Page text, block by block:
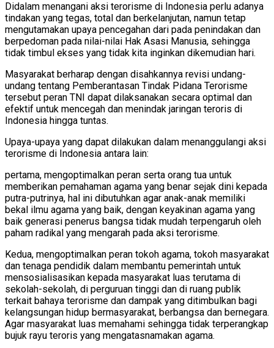
Didalam menangani aksi terorisme di Indonesia perlu adanya
tindakan yang tegas, total dan berkelanjutan, namun tetap
mengutamakan upaya pencegahan dari pada penindakan dan
berpedoman pada nilai-nilai Hak Asasi Manusia, sehingga
tidak timbul ekses yang tidak kita inginkan dikemudian hari.
Masyarakat berharap dengan disahkannya revisi undang-
undang tentang Pemberantasan Tindak Pidana Terorisme
tersebut peran TNI dapat dilaksanakan secara optimal dan
efektif untuk mencegah dan menindak jaringan teroris di
Indonesia hingga tuntas.
Upaya-upaya yang dapat dilakukan dalam menanggulangi aksi
terorisme di Indonesia antara lain:
pertama, mengoptimalkan peran serta orang tua untuk
memberikan pemahaman agama yang benar sejak dini kepada
putra-putrinya, hal ini dibutuhkan agar anak-anak memiliki
bekal ilmu agama yang baik, dengan keyakinan agama yang
baik generasi penerus bangsa tidak mudah terpengaruh oleh
paham radikal yang mengarah pada aksi terorisme.
Kedua, mengoptimalkan peran tokoh agama, tokoh masyarakat
dan tenaga pendidik dalam membantu pemerintah untuk
mensosialisasikan kepada masyarakat luas terutama di
sekolah-sekolah, di perguruan tinggi dan di ruang publik
terkait bahaya terorisme dan dampak yang ditimbulkan bagi
kelangsungan hidup bermasyarakat, berbangsa dan bernegara.
Agar masyarakat luas memahami sehingga tidak terperangkap
bujuk rayu teroris yang mengatasnamakan agama.